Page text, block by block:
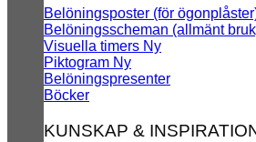
Belöningsposter (för
Belöningsscheman (allmänt
Visuella timers
Piktogram
Belöningspresenter
Böcker
KUNSKAP &